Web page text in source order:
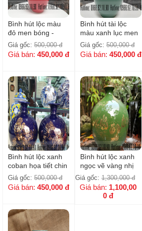
Bình hút lộc màu
đỏ men bóng -
Size 22
Giá gốc: 500,000 đ
Giá bán: 450,000 đ
Bình hút tài lộc
màu xanh lục men
bóng - Size 22cm
Giá gốc:500,000 đ
Giá bán: 450,000 đ
Bình hút lộc xanh
coban họa tiết chin
trĩ phù dung mạ
vàng H18cm
Giá gốc: 500,000 đ
Giá bán: 450,000 đ
Bình hút lộc xanh
ngọc vẽ vàng nhị
cảnh cao cấp Bát
Tràng - H25cm
Giá gốc: 1,300,000 đ
Giá bán: 1,100,00
0 đ